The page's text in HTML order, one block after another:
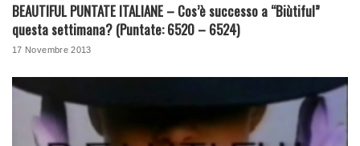
BEAUTIFUL PUNTATE ITALIANE – Cos’è successo a “Biùtiful”
questa settimana? (Puntate: 6520 – 6524)
17 Novembre 2013